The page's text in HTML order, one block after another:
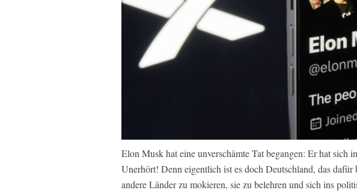
Elon Musk hat eine unverschämte Tat begangen: Er hat sich
Unerhört! Denn eigentlich ist es doch Deutschland, das
andere Länder zu mokieren, sie zu belehren und sich ins